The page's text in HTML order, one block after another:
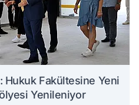
Hukuk Fakültesine Yeni
Yenileniyor